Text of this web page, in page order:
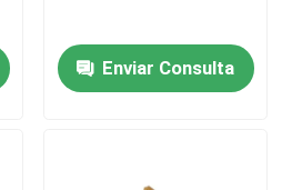
Enviar Consulta